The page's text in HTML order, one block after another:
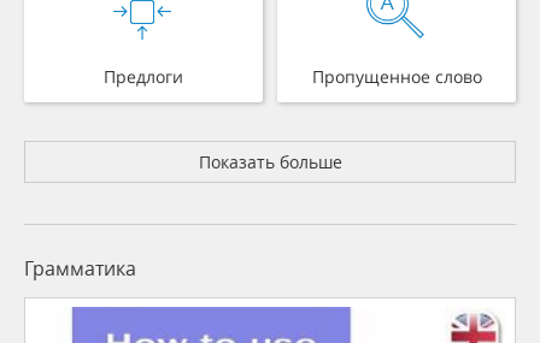
Предлоги Пропущенное слово
Показать больше
Грамматика